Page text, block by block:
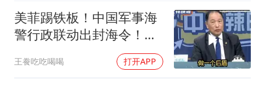
美菲踢铁板！中国军事海
警行政联动出封海令！台
王飬吃吃喝喝 打开APP